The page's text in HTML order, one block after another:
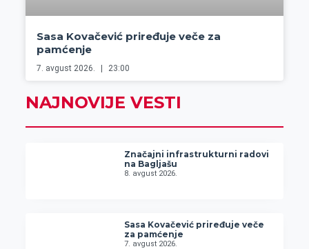
Sasa Kovačević priređuje veče za
pamćenje
7. avgust 2026. 23:00
NAJNOVIJE VESTI
Značajni infrastrukturni radovi
na Bagljašu
8. avgust 2026.
Sasa Kovačević priređuje veče
za pamćenje
7. avgust 2026.